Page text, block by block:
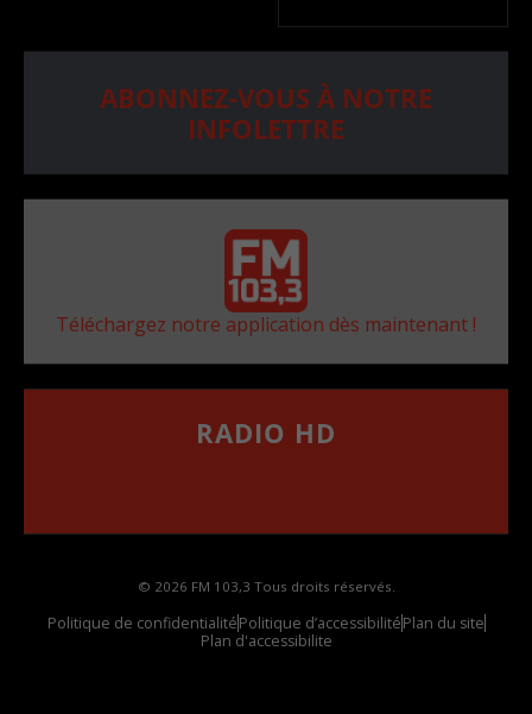
ABONNEZ-VOUS À NOTRE
INFOLETTRE
Téléchargez notre application dès maintenant !
RADIO HD
© 2026 FM 103,3 Tous droits réservés.
Politique de confidentialitéPolitique d’accessibilitéPlan du site
Plan d'accessibilite